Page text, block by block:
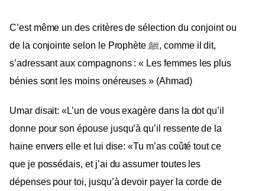
C’est même un des critères de sélection du conjoint ou
de la conjointe selon le Prophète ﷺ, comme il dit,
s’adressant aux compagnons : « Les femmes les plus
bénies sont les moins onéreuses » (Ahmad)
Umar disait: «L’un de vous exagère dans la dot qu’il
donne pour son épouse jusqu’à qu’il ressente de la
haine envers elle et lui dise: «Tu m’as coûté tout ce
que je possédais, et j’ai du assumer toutes les
dépenses pour toi, jusqu’à devoir payer la corde de